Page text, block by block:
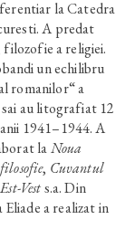
la Catedra
A predat
a religiei.
un echilibru
romanilor“ a
au litografiat 12
1941–1944. A
laNoua
, Cuvantul
Est-Vests.a. Din
a realizat in